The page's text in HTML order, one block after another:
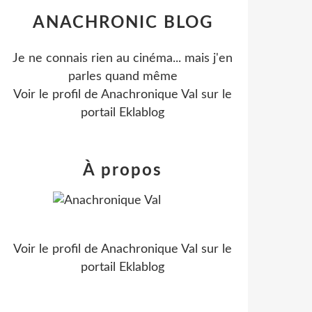
ANACHRONIC BLOG
Je ne connais rien au cinéma... mais j'en
parles quand même
Voir le profil de Anachronique Val sur le
portail Eklablog
À propos
Voir le profil de Anachronique Val sur le
portail Eklablog